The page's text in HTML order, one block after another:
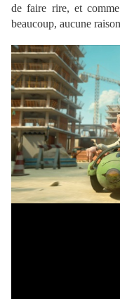
de faire rire, et
beaucoup, aucune